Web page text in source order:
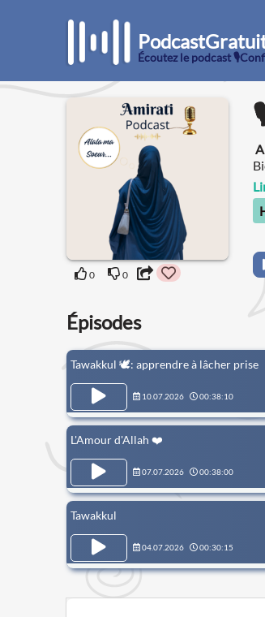
Écoutez le podcast
0 0
Épisodes
Tawakkul 🕊️: apprendre à lâcher prise
10.07.2026 00:38:10
L'Amour d'Allah ❤️
07.07.2026 00:38:00
Tawakkul
04.07.2026 00:30:15